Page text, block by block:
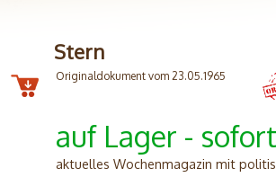
Stern
Originaldokument vom 23.05.1965
auf Lager -
aktuelles Wochenmagazin mit